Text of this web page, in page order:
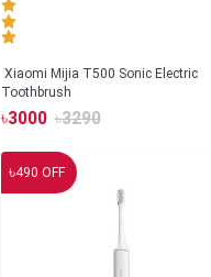
Xiaomi Mijia T500 Sonic Electric
Toothbrush
৳3000 ৳3290
৳490 OFF